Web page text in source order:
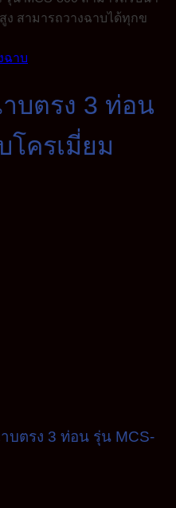
ฉาบ
บตรง 3 ท่อน
โครเมี่ยม
บตรง 3 ท่อน รุ่น MCS-